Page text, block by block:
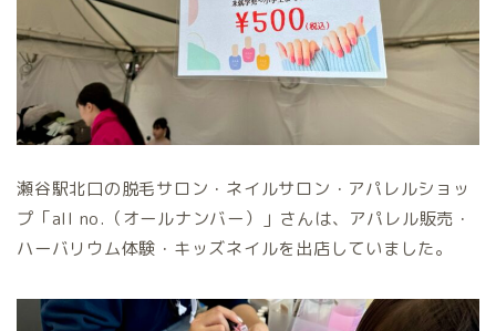
瀬谷駅北口の脱毛サロン・ネイルサロン・アパレルショッ
プ「all no.（オールナンバー）」さんは、アパレル販売・
ハーバリウム体験・キッズネイルを出店していました。